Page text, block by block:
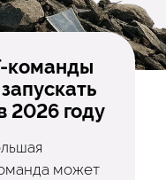
команды
2026 году
может